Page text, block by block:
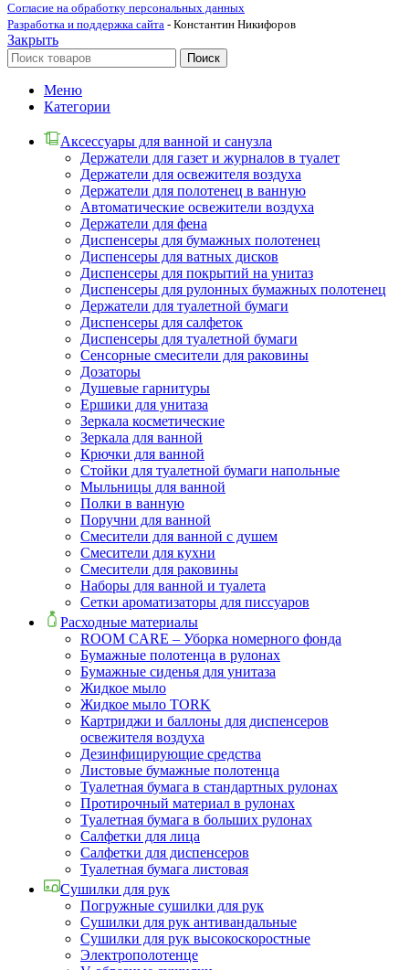
Согласие на обработку персональных данных
Разработка и поддержка сайта - Константин Никифоров
Закрыть
Поиск
Меню
Категории
Аксессуары для ванной и санузла
Держатели для газет и журналов в туалет
Держатели для освежителя воздуха
Держатели для полотенец в ванную
Автоматические освежители воздуха
Держатели для фена
Диспенсеры для бумажных полотенец
Диспенсеры для ватных дисков
Диспенсеры для покрытий на унитаз
Диспенсеры для рулонных бумажных полотенец
Держатели для туалетной бумаги
Диспенсеры для салфеток
Диспенсеры для туалетной бумаги
Сенсорные смесители для раковины
Дозаторы
Душевые гарнитуры
Ершики для унитаза
Зеркала косметические
Зеркала для ванной
Крючки для ванной
Стойки для туалетной бумаги напольные
Мыльницы для ванной
Полки в ванную
Поручни для ванной
Смесители для ванной с душем
Смесители для кухни
Смесители для раковины
Наборы для ванной и туалета
Сетки ароматизаторы для писсуаров
Расходные материалы
ROOM CARE – Уборка номерного фонда
Бумажные полотенца в рулонах
Бумажные сиденья для унитаза
Жидкое мыло
Жидкое мыло TORK
Картриджи и баллоны для диспенсеров
освежителя воздуха
Дезинфицирующие средства
Листовые бумажные полотенца
Туалетная бумага в стандартных рулонах
Протирочный материал в рулонах
Туалетная бумага в больших рулонах
Салфетки для лица
Салфетки для диспенсеров
Туалетная бумага листовая
Сушилки для рук
Погружные сушилки для рук
Сушилки для рук антивандальные
Сушилки для рук высокоскоростные
Электрополотенце